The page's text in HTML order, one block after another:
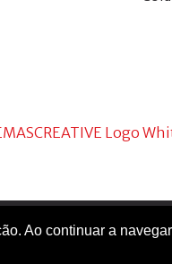
Ao continuar a